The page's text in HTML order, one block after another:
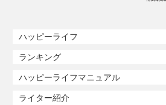
ハッピーライフ
ランキング
ハッピーライフマニュアル
ライター紹介